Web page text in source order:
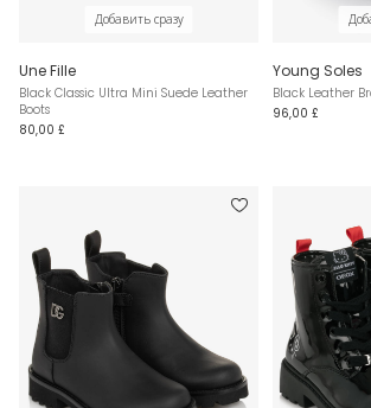
Добавить сразу
Une Fille
Black Classic Ultra Mini Suede Leather
Boots
80,00 £
Young Soles
Black Leather
96,00 £